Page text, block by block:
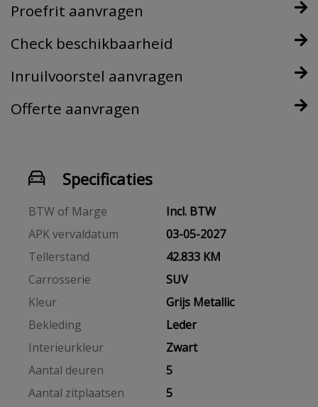
Proefrit aanvragen
Check beschikbaarheid
Inruilvoorstel aanvragen
Offerte aanvragen
Specificaties
BTW of Marge
Incl. BTW
APK vervaldatum
03-05-2027
Tellerstand
42.833 KM
Carrosserie
SUV
Kleur
Grijs Metallic
Bekleding
Leder
Interieurkleur
Zwart
Aantal deuren
5
Aantal zitplaatsen
5